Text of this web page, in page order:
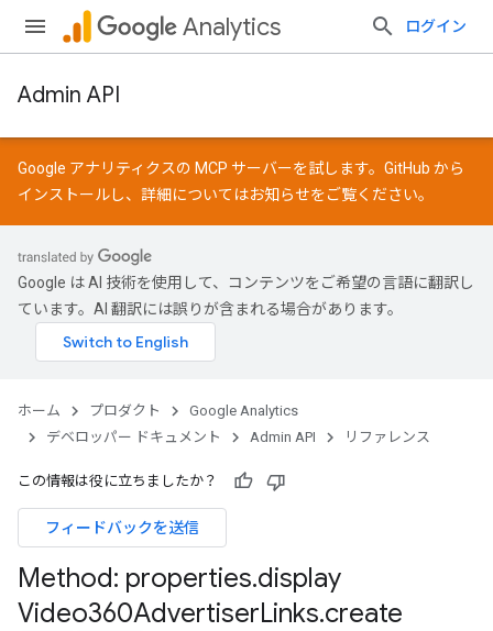
Analytics ログイン
Admin API
Google アナリティクスの MCP サーバーを試します。 GitHub から
インストールし、詳細についてはお知らせをご覧ください。
Google は AI 技術を使用して、コンテンツをご希望の言語に翻訳し
ています。AI 翻訳には誤りが含まれる場合があります。
ホーム プロダクト
Google Analytics
デベロッパー ドキュメント
Admin API リファレンス
この情報は役に立ちましたか？
フィードバックを送信
Method: properties.display
Video360AdvertiserLinks.create